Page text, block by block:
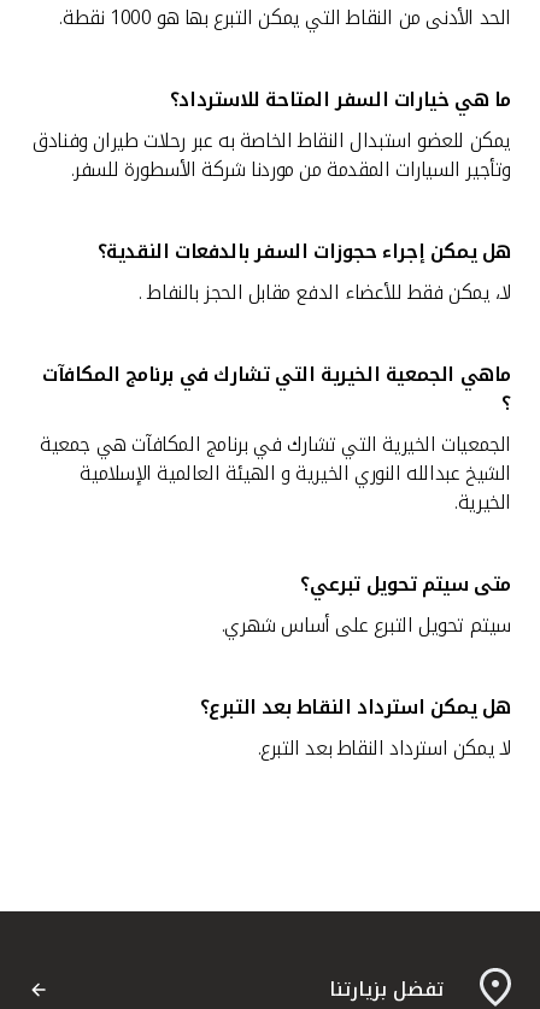
الحد الأدنى من النقاط التي يمكن التبرع بها هو 1000 نقطة.
ما هي خيارات السفر المتاحة للاسترداد؟
يمكن للعضو استبدال النقاط الخاصة به عبر رحلات طيران وفنادق
وتأجير السيارات المقدمة من موردنا شركة الأسطورة للسفر.
هل يمكن إجراء حجوزات السفر بالدفعات النقدية؟
لا، يمكن فقط للأعضاء الدفع مقابل الحجز بالنفاط .
ماهي الجمعية الخيرية التي تشارك في برنامج المكافآت
؟
الجمعيات الخيرية التي تشارك في برنامج المكافآت هي جمعية
الشيخ عبدالله النوري الخيرية و الهيئة العالمية الإسلامية
الخيرية.
متى سيتم تحويل تبرعي؟
سيتم تحويل التبرع على أساس شهري.
هل يمكن استرداد النقاط بعد التبرع؟
لا يمكن استرداد النقاط بعد التبرع.
تفضل بزيارتنا